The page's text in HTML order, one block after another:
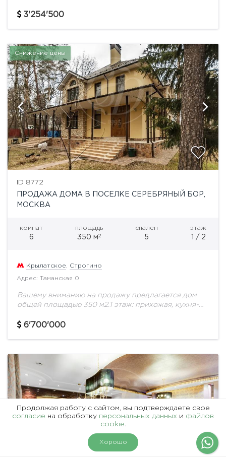
На карте
Комплекс раскинулся на искусственном острове
3'254'500
Снижение цены
ID 8772
ПРОДАЖА ДОМА В ПОСЕЛКЕ СЕРЕБРЯНЫЙ БОР,
МОСКВА
комнат
6
площадь
350 м2
спален
5
этаж
1 / 2
Крылатское, Строгино
Адрес: Таманская 0
Вашему вниманию на продажу предлагается дом
общей площадью 350 м2.1 этаж: прихожая, кухня-
балконЦоколь: комната отдыха, сауна, кинозал,
6'700'000
Продолжая работу с сайтом, вы подтверждаете свое
согласие на обработку персональных данных и файлов
cookie.
Хорошо